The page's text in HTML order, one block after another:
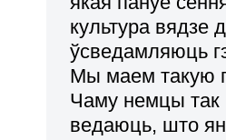
культура вядзе
ўсведамляюць
Мы маем такую
Чаму немцы
ведаюць, што